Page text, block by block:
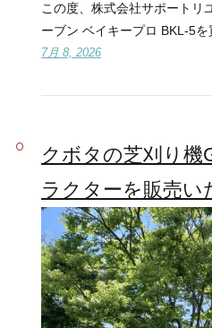
この度、株式会社サポートリ
ーブン ベイキープロ BKL-5
7月 8, 2026
クボタの芝刈り
ラクターを販売い